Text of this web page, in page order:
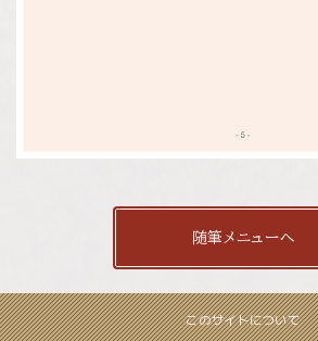
随筆メニューへ
このサイトについて